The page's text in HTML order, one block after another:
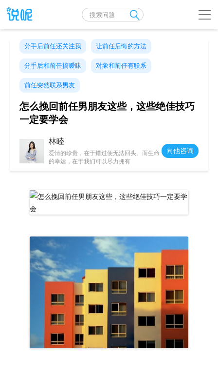
分手后前任还关注我 让前任后悔的方法
分手后和前任搞暧昧 对象和前任有联系
前任突然联系男友
怎么挽回前任男朋友这些，这些绝佳技巧
一定要学会
林睦
爱情的珍贵，在于错过便无法回头。而生命
的幸运，在于我们可以尽力拥有
向他咨询